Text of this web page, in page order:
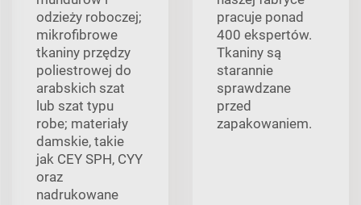
odzieży roboczej;
mikrofibrowe
tkaniny przędzy
poliestrowej do
arabskich szat
lub szat typu
robe; materiały
damskie, takie
jak CEY SPH, CYY
oraz
nadrukowane
pracuje ponad
400 ekspertów.
Tkaniny są
starannie
sprawdzane
przed
zapakowaniem.